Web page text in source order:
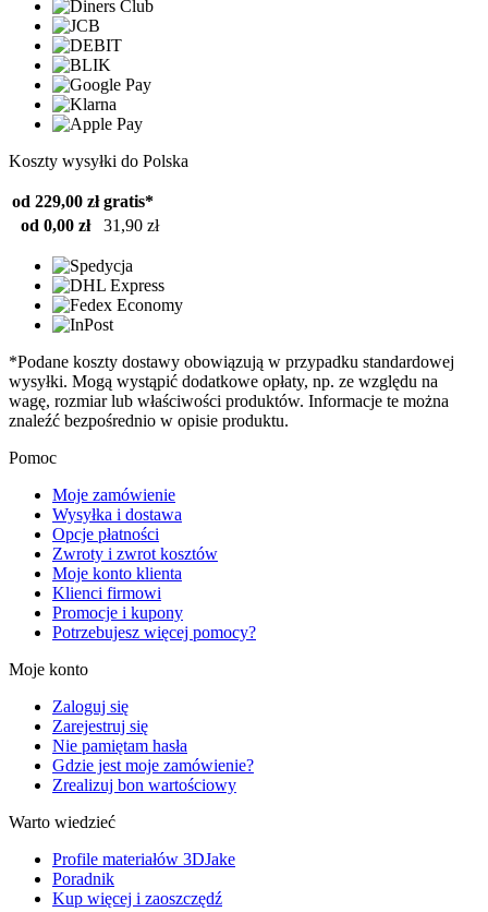
Koszty wysyłki do Polska
od 229,00 zł gratis*
od 0,00 zł
31,90 zł
*Podane koszty dostawy obowiązują w przypadku standardowej
wysyłki. Mogą wystąpić dodatkowe opłaty, np. ze względu na
wagę, rozmiar lub właściwości produktów. Informacje te można
znaleźć bezpośrednio w opisie produktu.
Pomoc
Moje zamówienie
Wysyłka i dostawa
Opcje płatności
Zwroty i zwrot kosztów
Moje konto klienta
Klienci firmowi
Promocje i kupony
Potrzebujesz więcej pomocy?
Moje konto
Zaloguj się
Zarejestruj się
Nie pamiętam hasła
Gdzie jest moje zamówienie?
Zrealizuj bon wartościowy
Warto wiedzieć
Profile materiałów 3DJake
Poradnik
Kup więcej i zaoszczędź